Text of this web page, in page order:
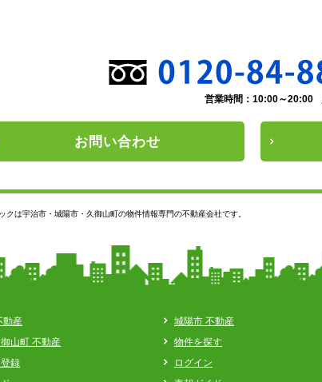
営業時間：10:00～20:00
お問い合わせ
クは宇治市・城陽市・久御山町の物件情報専門の不動産会社です。
動産
城陽市 不動産
山町 不動産
物件を探す
録
ログイン